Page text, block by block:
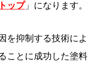
ップ」になります。
を抑制する技術によ
ことに成功した塗料